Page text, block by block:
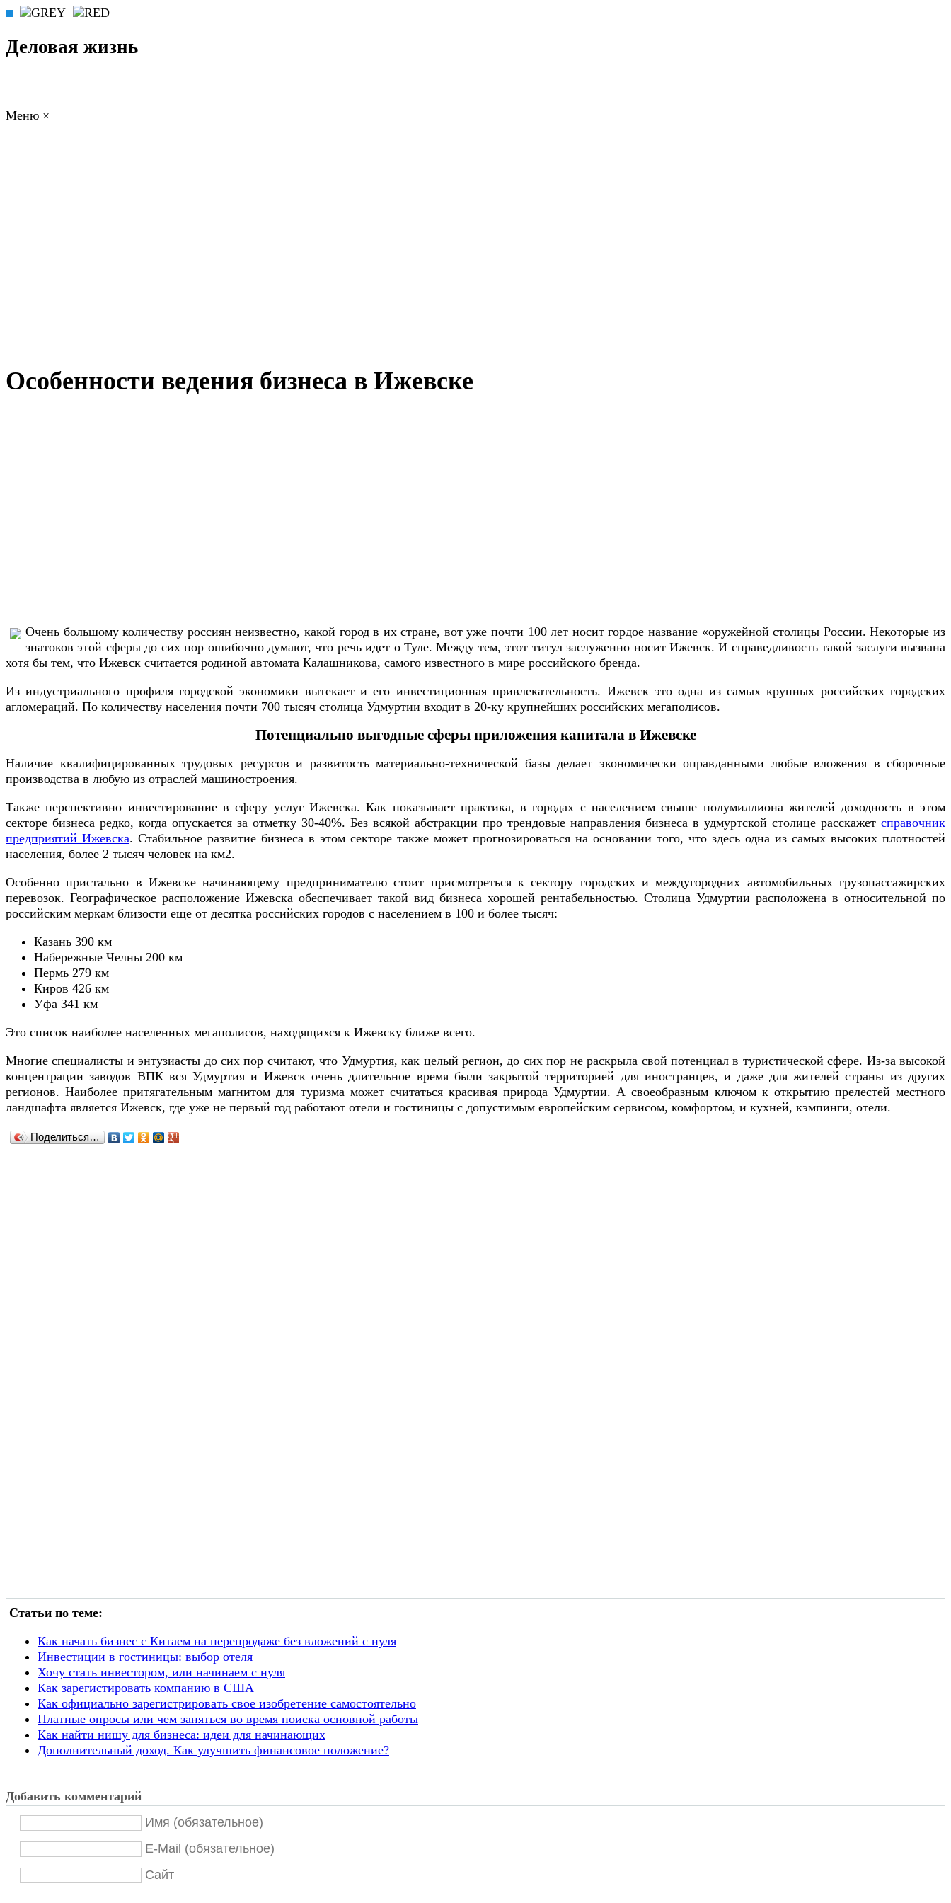
Деловая жизнь
Меню ×
Особенности ведения бизнеса в Ижевске
Очень большому количеству россиян неизвестно, какой город в их стране, вот уже почти 100 лет носит гордое название «оружейной столицы России. Некоторые из
знатоков этой сферы до сих пор ошибочно думают, что речь идет о Туле. Между тем, этот титул заслуженно носит Ижевск. И справедливость такой заслуги вызвана
хотя бы тем, что Ижевск считается родиной автомата Калашникова, самого известного в мире российского бренда.
Из индустриального профиля городской экономики вытекает и его инвестиционная привлекательность. Ижевск это одна из самых крупных российских городских
агломераций. По количеству населения почти 700 тысяч столица Удмуртии входит в 20-ку крупнейших российских мегаполисов.
Потенциально выгодные сферы приложения капитала в Ижевске
Наличие квалифицированных трудовых ресурсов и развитость материально-технической базы делает экономически оправданными любые вложения в сборочные
производства в любую из отраслей машиностроения.
Также перспективно инвестирование в сферу услуг Ижевска. Как показывает практика, в городах с населением свыше полумиллиона жителей доходность в этом
секторе бизнеса редко, когда опускается за отметку 30-40%. Без всякой абстракции про трендовые направления бизнеса в удмуртской столице расскажет справочник
предприятий Ижевска. Стабильное развитие бизнеса в этом секторе также может прогнозироваться на основании того, что здесь одна из самых высоких плотностей
населения, более 2 тысяч человек на км2.
Особенно пристально в Ижевске начинающему предпринимателю стоит присмотреться к сектору городских и междугородних автомобильных грузопассажирских
перевозок. Географическое расположение Ижевска обеспечивает такой вид бизнеса хорошей рентабельностью. Столица Удмуртии расположена в относительной по
российским меркам близости еще от десятка российских городов с населением в 100 и более тысяч:
Казань 390 км
Набережные Челны 200 км
Пермь 279 км
Киров 426 км
Уфа 341 км
Это список наиболее населенных мегаполисов, находящихся к Ижевску ближе всего.
Многие специалисты и энтузиасты до сих пор считают, что Удмуртия, как целый регион, до сих пор не раскрыла свой потенциал в туристической сфере. Из-за высокой
концентрации заводов ВПК вся Удмуртия и Ижевск очень длительное время были закрытой территорией для иностранцев, и даже для жителей страны из других
регионов. Наиболее притягательным магнитом для туризма может считаться красивая природа Удмуртии. А своеобразным ключом к открытию прелестей местного
ландшафта является Ижевск, где уже не первый год работают отели и гостиницы с допустимым европейским сервисом, комфортом, и кухней, кэмпинги, отели.
Поделиться…
Статьи по теме:
Как начать бизнес с Китаем на перепродаже без вложений с нуля
Инвестиции в гостиницы: выбор отеля
Хочу стать инвестором, или начинаем с нуля
Как зарегистировать компанию в США
Как официально зарегистрировать свое изобретение самостоятельно
Платные опросы или чем заняться во время поиска основной работы
Как найти нишу для бизнеса: идеи для начинающих
Дополнительный доход. Как улучшить финансовое положение?
Добавить комментарий
Имя (обязательное)
E-Mail (обязательное)
Сайт